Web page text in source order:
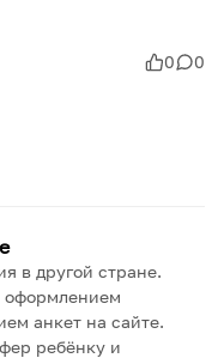
0 0
в другой стране.
оформлением
анкет на сайте.
ребёнку и